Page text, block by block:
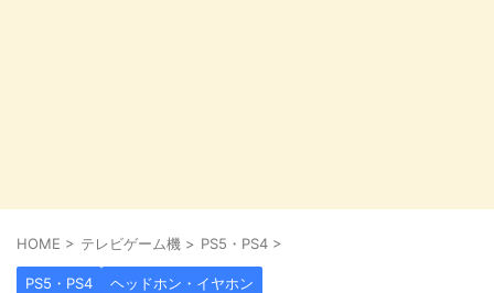
HOME > テレビゲーム機 > PS5・PS4 >
PS5・PS4 ヘッドホン・イヤホン